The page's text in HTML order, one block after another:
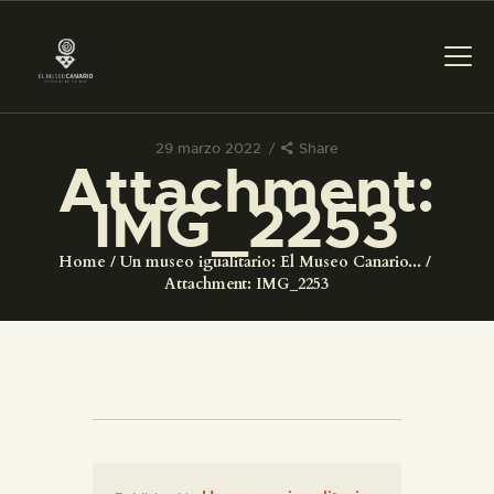
29 marzo 2022 Share
Attachment:
IMG_2253
Home
Un museo igualitario: El Museo Canario...
Attachment: IMG_2253
PREPARAR LA VISITA
ACTIVIDADES
COLECCIONES